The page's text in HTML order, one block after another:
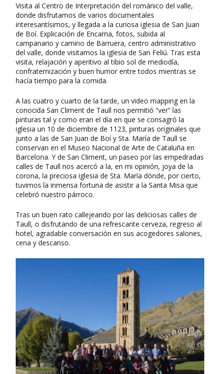
Visita al Centro de Interpretación del románico del valle,
donde disfrutamos de varios documentales
interesantísimos, y llegada a la curiosa iglesia de San Juan
de Boí. Explicación de Encarna, fotos, subida al
campanario y camino de Barruera, centro administrativo
del valle, donde visitamos la iglesia de San Feliú. Tras esta
visita, relajación y aperitivo al tibio sol de mediodía,
confraternización y buen humor entre todos mientras se
hacía tiempo para la comida.
A las cuatro y cuarto de la tarde, un video mapping en la
conocida San Climent de Taull nos permitió “ver” las
pinturas tal y como eran el día en que se consagró la
iglesia un 10 de diciembre de 1123, pinturas originales que
junto a las de San Juan de Boí y Sta. María de Taull se
conservan en el Museo Nacional de Arte de Cataluña en
Barcelona. Y de San Climent, un paseo por las empedradas
calles de Taull nos acercó a la, en mi opinión, joya de la
corona, la preciosa iglesia de Sta. María dónde, por cierto,
tuvimos la inmensa fortuna de asistir a la Santa Misa que
celebró nuestro párroco.
Tras un buen rato callejeando por las deliciosas calles de
Taull, o disfrutando de una refrescante cerveza, regreso al
hotel, agradable conversación en sus acogedores salones,
cena y descanso.